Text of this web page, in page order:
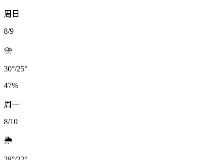
周日
8/9
⛈️
30°/25°
47%
周一
8/10
🌦️